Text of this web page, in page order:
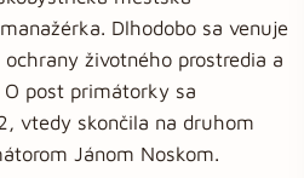
Dlhodobo sa venuje
životného prostredia a
post primátorky sa
vtedy skončila na druhom
Jánom Noskom.